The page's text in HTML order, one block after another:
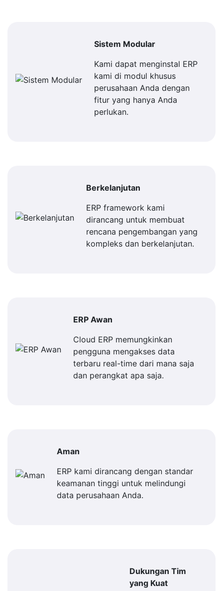
Sistem Modular
Kami dapat menginstal ERP
kami di modul khusus
perusahaan Anda dengan
fitur yang hanya Anda
perlukan.
Berkelanjutan
ERP framework kami
dirancang untuk membuat
rencana pengembangan yang
kompleks dan berkelanjutan.
ERP Awan
Cloud ERP memungkinkan
pengguna mengakses data
terbaru real-time dari mana saja
dan perangkat apa saja.
Aman
ERP kami dirancang dengan standar
keamanan tinggi untuk melindungi
data perusahaan Anda.
Dukungan Tim
yang Kuat